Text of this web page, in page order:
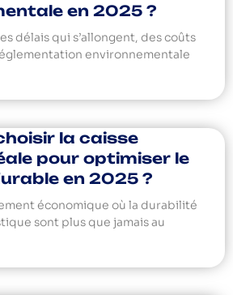
en 2025 ?
délais qui s’allongent, des coûts
environnementale
la caisse
pour optimiser le
en 2025 ?
économique où la durabilité
sont plus que jamais au